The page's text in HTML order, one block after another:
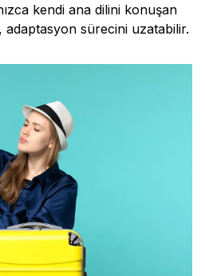
kendi ana dilini konuşan
adaptasyon sürecini uzatabilir.